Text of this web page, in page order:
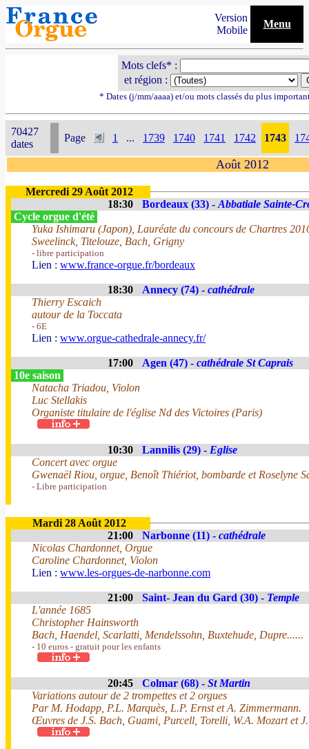
Version
Mobile
Menu
Mots clefs* :
et région :
* Dates (j/mm/aaaa) et/ou mots classés du plus
70427
dates
Page 1 ... 1739 1740 1741 1742 1743
Août 2012
Mercredi 29 Août 2012
18:30
Bordeaux (33) - Abbatiale Sainte-
Cycle orgue d'été
Yuka Ishimaru (Japon), Lauréate du concours de Chartres
Sweelinck, Titelouze, Bach, Grigny
- libre participation
Lien : www.france-orgue.fr/bordeaux
18:30 Annecy (74) - cathédrale
Thierry Escaich
autour de la Toccata
- 6E
Lien : www.orgue-cathedrale-annecy.fr/
17:00 Agen (47) - cathédrale St Caprais
10e saison
Natacha Triadou, Violon
Luc Stellakis
Organiste titulaire de l'église Nd des Victoires (Paris)
10:30 Lannilis (29) - Eglise
Concert avec orgue
Gwenaël Riou, orgue, Benoît Thiériot, bombarde et Roselyne
- Libre participation
Mardi 28 Août 2012
21:00
Narbonne (11) - cathédrale
Nicolas Chardonnet, Orgue
Caroline Chardonnet, Violon
Lien : www.les-orgues-de-narbonne.com
21:00 Saint- Jean du Gard (30) - Temple
L'année 1685
Christopher Hainsworth
Bach, Haendel, Scarlatti, Mendelssohn, Buxtehude, Dupre......
- 10 euros - gratuit pour les enfants
20:45 Colmar (68) - St Martin
Variations autour de 2 trompettes et 2 orgues
Par M. Hodapp, P.L. Marquès, L.P. Ernst et A. Zimmermann.
Œuvres de J.S. Bach, Guami, Purcell, Torelli, W.A. Mozart et